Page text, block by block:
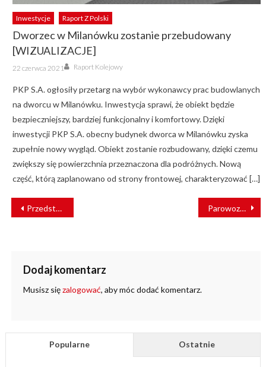
Inwestycje Raport Z Polski
Dworzec w Milanówku zostanie przebudowany
[WIZUALIZACJE]
Posted
on
22 czerwca 2021 Author
Raport Kolejowy
PKP S.A. ogłosiły przetarg na wybór wykonawcy prac budowlanych
na dworcu w Milanówku. Inwestycja sprawi, że obiekt będzie
bezpieczniejszy, bardziej funkcjonalny i komfortowy. Dzięki
inwestycji PKP S.A. obecny budynek dworca w Milanówku zyska
zupełnie nowy wygląd. Obiekt zostanie rozbudowany, dzięki czemu
zwiększy się powierzchnia przeznaczona dla podróżnych. Nową
część, którą zaplanowano od strony frontowej, charakteryzować […]
NAWIGACJA
WPISU
Przedstawiciele bydgoskiej firmy Darpol z prestiżowymi wyróżnieniami Parowozownia w Skierniewicach zaprasza na majówkę
Dodaj komentarz
Musisz sięzalogować, aby móc dodać komentarz.
Popularne Ostatnie